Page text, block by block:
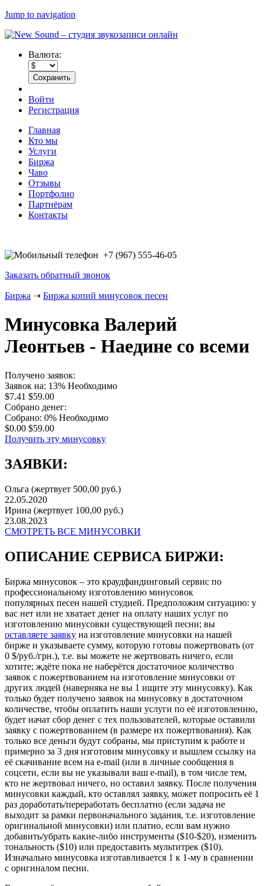
Jump to navigation
Валюта:
Войти
Регистрация
Главная
Кто мы
Услуги
Биржа
Чаво
Отзывы
Портфолио
Партнёрам
Контакты
+7 (967) 555-46-05
Заказать обратный звонок
Биржа ➝ Биржа копий минусовок песен
Минусовка Валерий
Леонтьев - Наедине со всеми
Получено заявок:
Заявок на: 13% Необходимо
$7.41 $59.00
Собрано денег:
Собрано: 0% Необходимо
$0.00 $59.00
Получить эту минусовку
ЗАЯВКИ:
Ольга (жертвует 500,00 руб.)
22.05.2020
Ирина (жертвует 100,00 руб.)
23.08.2023
СМОТРЕТЬ ВСЕ МИНУСОВКИ
ОПИСАНИЕ СЕРВИСА БИРЖИ:
Биржа минусовок – это краудфандинговый сервис по
профессиональному изготовлению минусовок
популярных песен нашей студией. Предположим ситуацию: у
вас нет или не хватает денег на оплату наших услуг по
изготовлению минусовки существующей песни; вы
оставляете заявку на изготовление минусовки на нашей
бирже и указываете сумму, которую готовы пожертвовать (от
0 $/руб./грн.), т.е. вы можете не жертвовать ничего, если
хотите; ждёте пока не наберётся достаточное количество
заявок с пожертвованием на изготовление минусовки от
других людей (наверняка не вы 1 ищите эту минусовку). Как
только будет получено заявок на минусовку в достаточном
количестве, чтобы оплатить наши услуги по её изготовлению,
будет начат сбор денег с тех пользователей, которые оставили
заявку с пожертвованием (в размере их пожертвования). Как
только все деньги будут собраны, мы приступим к работе и
примерно за 3 дня изготовим минусовку и вышлем ссылку на
её скачивание всем на e-mail (или в личные сообщения в
соцсети, если вы не указывали ваш e-mail), в том числе тем,
кто не жертвовал ничего, но оставил заявку. После получения
минусовки каждый, кто оставлял заявку, может попросить её 1
раз доработать/переработать бесплатно (если задача не
выходит за рамки первоначального задания, т.е. изготовление
оригинальной минусовки) или платно, если вам нужно
добавить/убрать какие-либо инструменты ($10-$20), изменить
тональность ($10) или предоставить мультитрек ($10).
Изначально минусовка изготавливается 1 к 1-му в сравнении
с оригиналом песни.